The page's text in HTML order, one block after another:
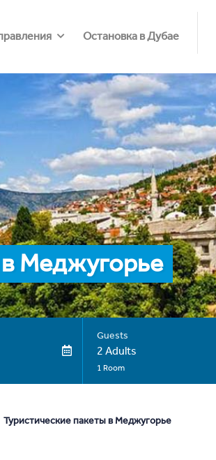
Остановка в Дубае
Меджугорье
Guests
2 Adults
1 Room
Туристические пакеты в Меджугорье